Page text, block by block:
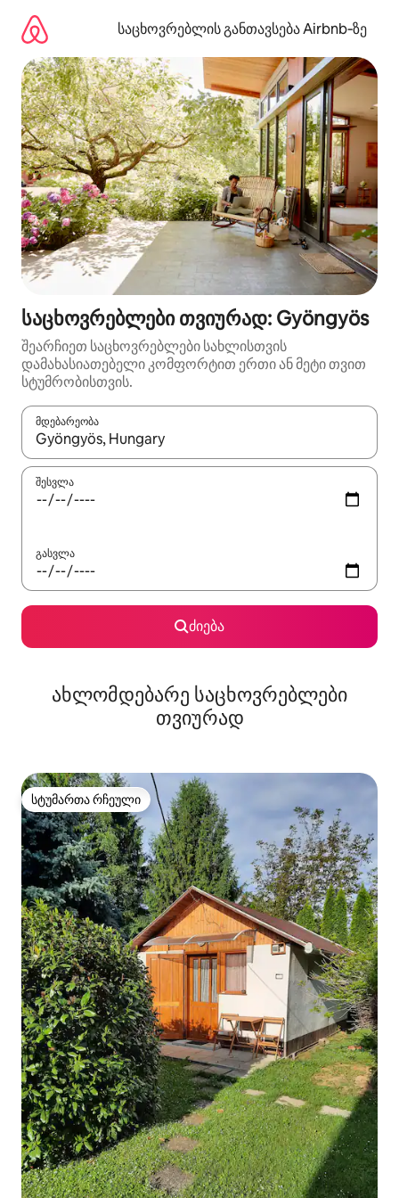
გადასვლა
საცხოვრებლის განთავსება Airbnb‑ზე
საცხოვრებლები თვიურად: Gyöngyös
შეარჩიეთ საცხოვრებლები სახლისთვის
დამახასიათებელი კომფორტით ერთი ან მეტი თვით
სტუმრობისთვის.
მდებარეობა
როცა შედეგები ხელმისაწვდომი გახდება, ნავიგაციისთვის
შესვლა
გასვლა
ძიება
ახლომდებარე საცხოვრებლები
თვიურად
სტუმართა რჩეული
სტუმართა რჩეული